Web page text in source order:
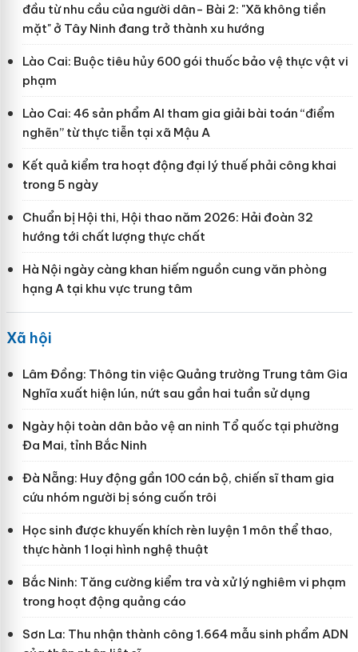
đầu từ nhu cầu của người dân- Bài 2: "Xã không tiền
mặt" ở Tây Ninh đang trở thành xu hướng
Lào Cai: Buộc tiêu hủy 600 gói thuốc bảo vệ thực vật vi
phạm
Lào Cai: 46 sản phẩm AI tham gia giải bài toán “điểm
nghẽn” từ thực tiễn tại xã Mậu A
Kết quả kiểm tra hoạt động đại lý thuế phải công khai
trong 5 ngày
Chuẩn bị Hội thi, Hội thao năm 2026: Hải đoàn 32
hướng tới chất lượng thực chất
Hà Nội ngày càng khan hiếm nguồn cung văn phòng
hạng A tại khu vực trung tâm
Xã hội
Lâm Đồng: Thông tin việc Quảng trường Trung tâm Gia
Nghĩa xuất hiện lún, nứt sau gần hai tuần sử dụng
Ngày hội toàn dân bảo vệ an ninh Tổ quốc tại phường
Đa Mai, tỉnh Bắc Ninh
Đà Nẵng: Huy động gần 100 cán bộ, chiến sĩ tham gia
cứu nhóm người bị sóng cuốn trôi
Học sinh được khuyến khích rèn luyện 1 môn thể thao,
thực hành 1 loại hình nghệ thuật
Bắc Ninh: Tăng cường kiểm tra và xử lý nghiêm vi phạm
trong hoạt động quảng cáo
Sơn La: Thu nhận thành công 1.664 mẫu sinh phẩm ADN